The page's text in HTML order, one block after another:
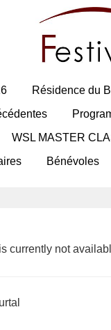
Résidence du
WSL MASTER
Bénévoles
currently not